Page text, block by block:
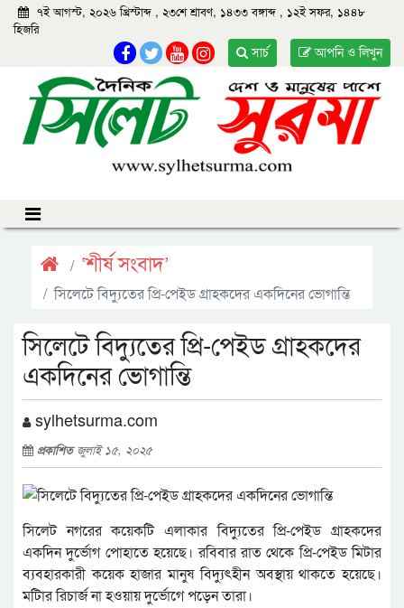
৭ই আগস্ট, ২০২৬ খ্রিস্টাব্দ , ২৩শে শ্রাবণ, ১৪৩৩ বঙ্গাব্দ , ১২ই সফর, ১৪৪৮
হিজরি
আপনি ও লিখুন
সার্চ
‘শীর্ষ সংবাদ’
সিলেটে বিদ্যুতের প্রি-পেইড গ্রাহকদের একদিনের ভোগান্তি
সিলেটে বিদ্যুতের প্রি-পেইড গ্রাহকদের
একদিনের ভোগান্তি
sylhetsurma.com
প্রকাশিতজুলাই ১৫, ২০২৫
সিলেট নগরের কয়েকটি এলাকার বিদ্যুতের প্রি-পেইড গ্রাহকদের
একদিন দুর্ভোগ পোহাতে হয়েছে। রবিবার রাত থেকে প্রি-পেইড মিটার
ব্যবহারকারী কয়েক হাজার মানুষ বিদ্যুৎহীন অবস্থায় থাকতে হয়েছে।
মটিার রিচার্জ না হওয়ায় দুর্ভোগে পড়েন তারা।